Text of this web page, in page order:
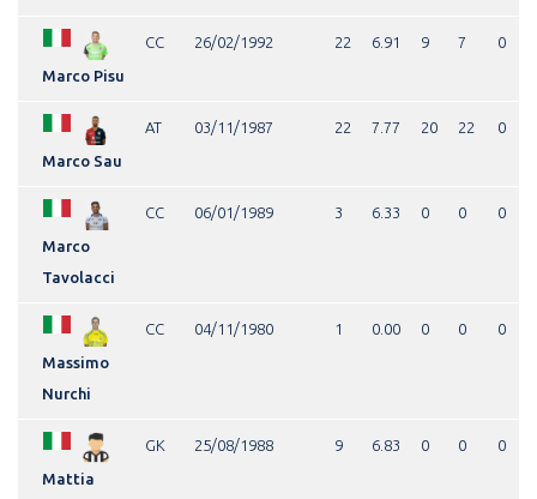
Marco Pisu
CC 26/02/1992 22 6.91 9 7 0
Marco Sau
AT 03/11/1987 22 7.77 20 22 0
Marco
Tavolacci
CC 06/01/1989 3 6.33 0 0 0
Massimo
Nurchi
CC 04/11/1980 1 0.00 0 0 0
Mattia
GK 25/08/1988 9 6.83 0 0 0